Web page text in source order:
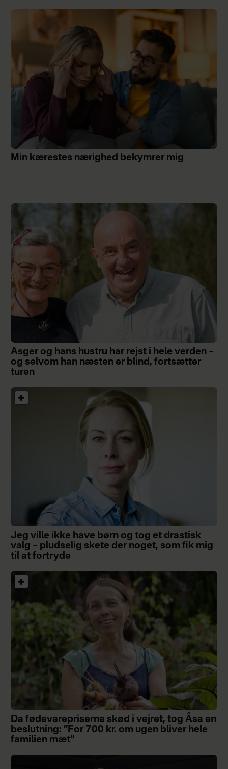
Min kærestes nærighed bekymrer mig
Asger og hans hustru har rejst i hele verden –
og selvom han næsten er blind, fortsætter
turen
Jeg ville ikke have børn og tog et drastisk
valg – pludselig skete der noget, som fik mig
til at fortryde
Da fødevarepriserne skød i vejret, tog Åsa en
beslutning: ”For 700 kr. om ugen bliver hele
familien mæt”